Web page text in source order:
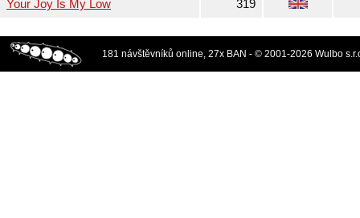
Your Joy Is My Low 319
181 návštěvníků online, 27x BAN - © 2001-2026 Wulbo